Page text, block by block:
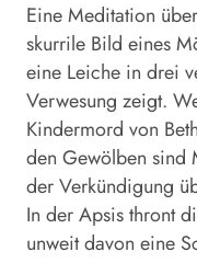
Eine Meditation
skurrile Bild eines
eine Leiche in drei
Verwesung zeigt.
Kindermord von
den Gewölben sind
der Verkündigung
In der Apsis thront
unweit davon eine